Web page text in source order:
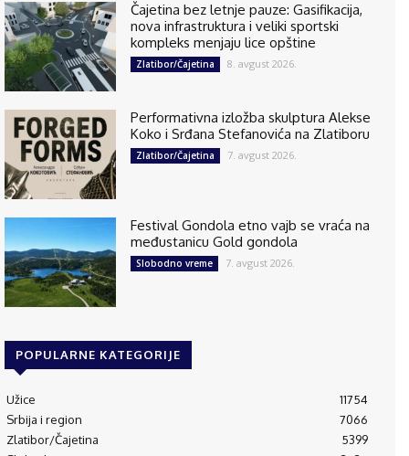
Čajetina bez letnje pauze: Gasifikacija,
nova infrastruktura i veliki sportski
kompleks menjaju lice opštine
Zlatibor/Čajetina 8. avgust 2026.
Performativna izložba skulptura Alekse
Koko i Srđana Stefanovića na Zlatiboru
Zlatibor/Čajetina 7. avgust 2026.
Festival Gondola etno vajb se vraća na
međustanicu Gold gondola
Slobodno vreme 7. avgust 2026.
POPULARNE KATEGORIJE
Užice
11754
Srbija i region
7066
Zlatibor/Čajetina
5399